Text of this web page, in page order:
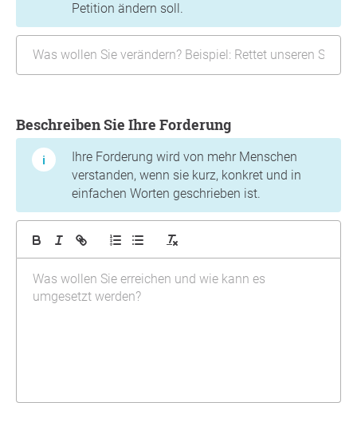
Petition ändern soll.
Beschreiben Sie Ihre Forderung
Ihre Forderung wird von mehr Menschen
verstanden, wenn sie kurz, konkret und in
einfachen Worten geschrieben ist.